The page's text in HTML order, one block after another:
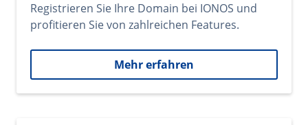
Registrieren Sie Ihre Domain bei IONOS und
profitieren Sie von zahlreichen Features.
Mehr erfahren